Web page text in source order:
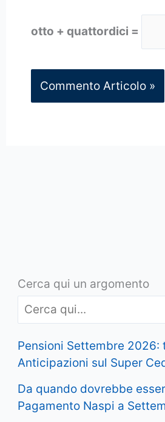
otto + quattordici =
Cerca qui un argomento
Pensioni Settembre 2026:
Anticipazioni sul Super
Da quando dovrebbe
Pagamento Naspi a